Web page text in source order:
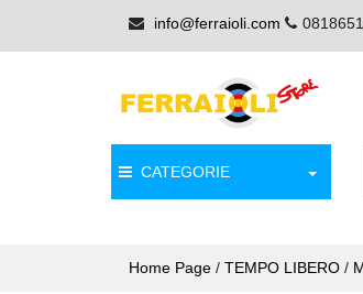
info@ferraioli.com
CATEGORIE
Home Page / TEMPO LIBERO /